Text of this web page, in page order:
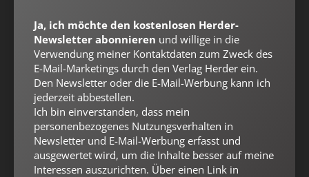
AGB und Widerrufsbelehrung Datenschutz Barrierefreiheit
Impressum
Vertrag widerrufen
Ja, ich möchte den kostenlosen Herder-
Newsletter abonnieren und willige in die
Verwendung meiner Kontaktdaten zum Zweck des
E-Mail-Marketings durch den Verlag Herder ein.
Den Newsletter oder die E-Mail-Werbung kann ich
jederzeit abbestellen.
Ich bin einverstanden, dass mein
personenbezogenes Nutzungsverhalten in
Newsletter und E-Mail-Werbung erfasst und
ausgewertet wird, um die Inhalte besser auf meine
Interessen auszurichten. Über einen Link in